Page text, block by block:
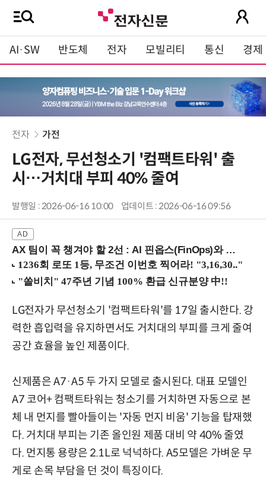
AI·SW 반도체 전자 모빌리티 통신 경제
전자 가전
LG전자, 무선청소기 '컴팩트타워' 출
시…거치대 부피 40% 줄여
발행일 : 2026-06-16 10:00 업데이트 : 2026-06-16 09:56
AX 팀이 꼭 챙겨야 할 2선 : AI 핀옵스(FinOps)와 토큰 거버넌스 (8/21 잠실역)
LG전자가 무선청소기 '컴팩트타워'를 17일 출시한다. 강
력한 흡입력을 유지하면서도 거치대의 부피를 크게 줄여
공간 효율을 높인 제품이다.
신제품은 A7·A5 두 가지 모델로 출시된다. 대표 모델인
A7 코어+ 컴팩트타워는 청소기를 거치하면 자동으로 본
체 내 먼지를 빨아들이는 '자동 먼지 비움' 기능을 탑재했
다. 거치대 부피는 기존 올인원 제품 대비 약 40% 줄였
다. 먼지통 용량은 2.1L로 넉넉하다. A5모델은 가벼운 무
게로 손목 부담을 던 것이 특징이다.